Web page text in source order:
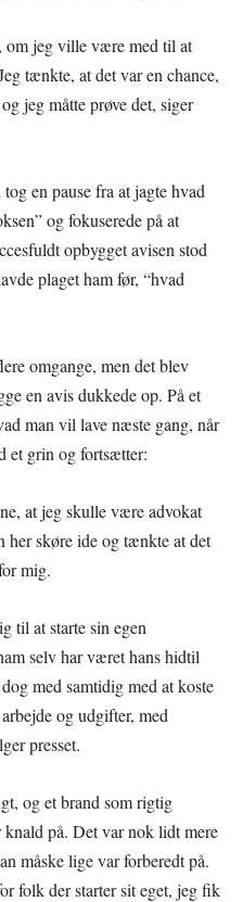
om jeg ville være med til at
tænkte, at det var en chance,
jeg måtte prøve det, siger
en pause fra at jagte hvad
og fokuserede på at
opbygget avisen stod
plaget ham før, “hvad
omgange, men det blev
en avis dukkede op. På et
man vil lave næste gang, når
et grin og fortsætter:
at jeg skulle være advokat
her skøre ide og tænkte at det
mig.
til at starte sin egen
selv har været hans hidtil
med samtidig med at koste
og udgifter, med
presset.
og et brand som rigtig
knald på. Det var nok lidt mere
måske lige var forberedt på.
folk der starter sit eget, jeg fik